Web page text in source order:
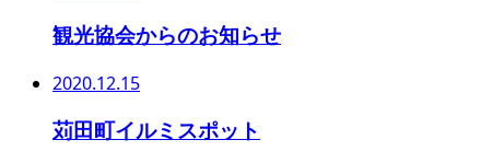
観光協会からのお知らせ
2020.12.15
苅田町イルミスポット